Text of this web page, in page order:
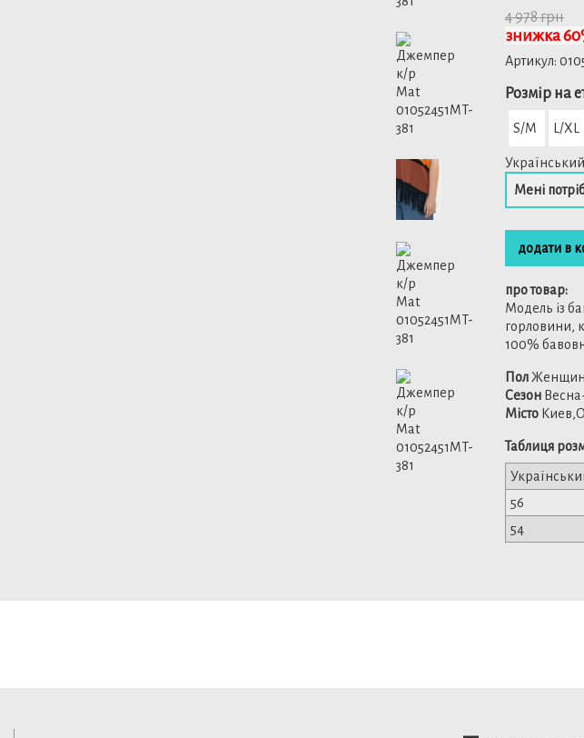
4 978 грн
знижка
Артикул:
Розмiр на
S/M L/XL
Мені
додати в
про товар:
Модель із
горловини,
100%
Пол
Сезон
Місто
Таблиця
56
54